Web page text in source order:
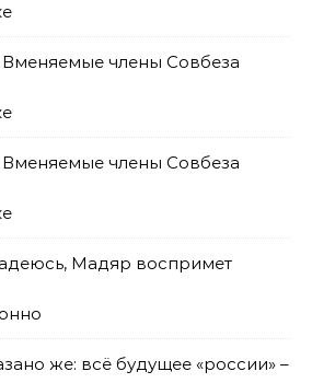
Вменяемые члены Совбеза
Вменяемые члены Совбеза
Мадяр воспримет
же: всё будущее «россии» –